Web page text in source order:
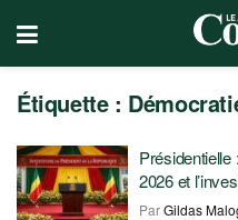
Étiquette :
Présidentielle
2026 et
ParGildas